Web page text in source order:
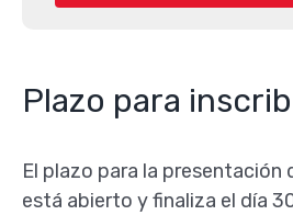
Plazo para
El plazo para la presentación
está abierto y finaliza el día